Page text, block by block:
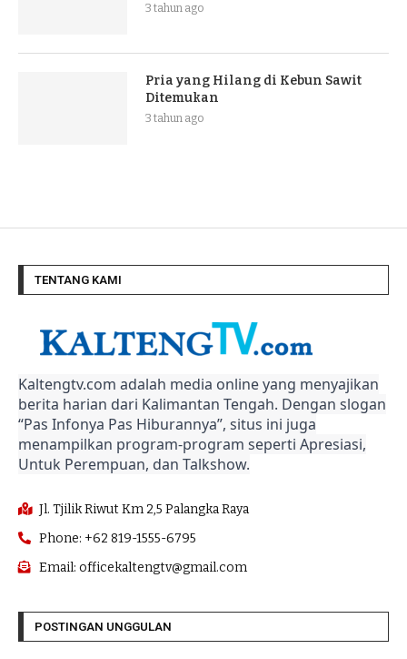
3 tahun ago
Pria yang Hilang di Kebun Sawit
Ditemukan
3 tahun ago
TENTANG KAMI
Kaltengtv.com adalah media online yang menyajikan
berita harian dari Kalimantan Tengah. Dengan slogan
“Pas Infonya Pas Hiburannya”, situs ini juga
menampilkan program-program seperti Apresiasi,
Untuk Perempuan, dan Talkshow.
Jl. Tjilik Riwut Km 2,5 Palangka Raya
Phone: +62 819-1555-6795
Email: officekaltengtv@gmail.com
POSTINGAN UNGGULAN